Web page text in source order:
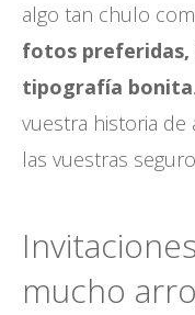
algo tan chulo
fotos
tipografía bonita
vuestra historia de
las vuestras
mucho